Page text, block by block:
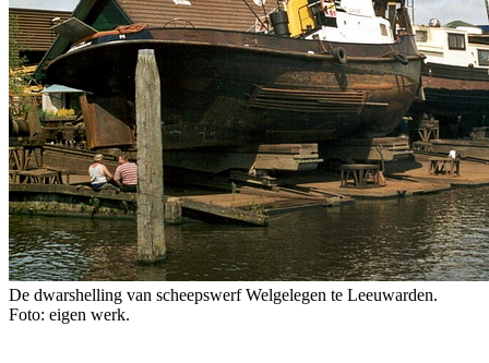
De dwarshelling van scheepswerf Welgelegen te Leeuwarden.
Foto: eigen werk.